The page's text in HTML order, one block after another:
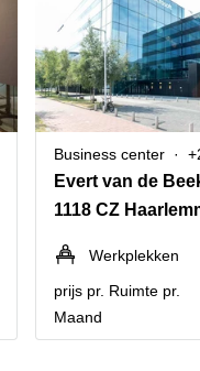
Business center
Evert van de
1118 CZ
Werkplekken
prijs pr. Ruimte pr.
Maand